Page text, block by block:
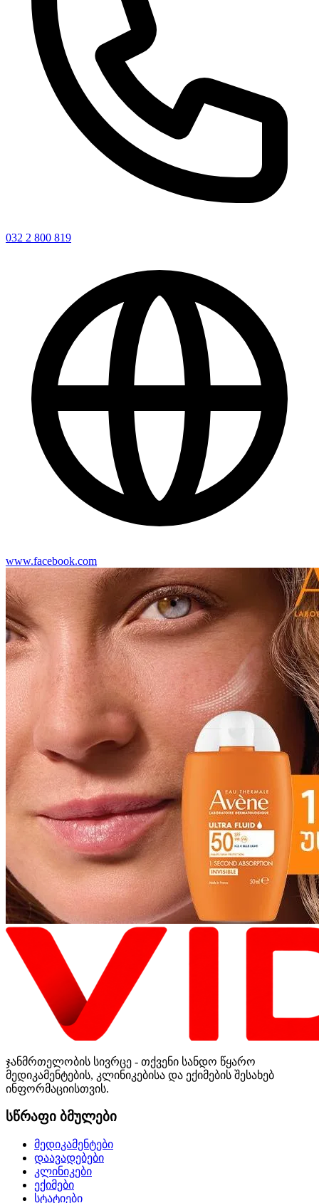
032 2 800 819
www.facebook.com
ჯანმრთელობის სივრცე - თქვენი სანდო წყარო
მედიკამენტების, კლინიკებისა და ექიმების შესახებ
ინფორმაციისთვის.
სწრაფი ბმულები
მედიკამენტები
დაავადებები
კლინიკები
ექიმები
სტატიები